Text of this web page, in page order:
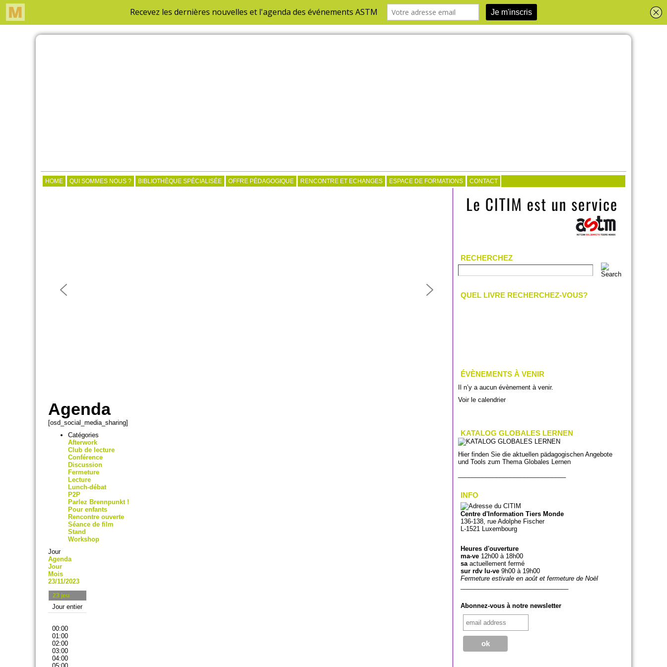
HOME QUI SOMMES NOUS ? BIBLIOTHÈQUE SPÉCIALISÉE OFFRE PÉDAGOGIQUE RENCONTRE ET ECHANGES ESPACE DE FORMATIONS CONTACT
Agenda
[osd_social_media_sharing]
Catégories
Afterwork
Club de lecture
Conférence
Discussion
Fermeture
Lecture
Lunch-débat
P2P
Parlez Brennpunkt !
Pour enfants
Rencontre ouverte
Séance de film
Stand
Workshop
Jour
Agenda
Jour
Mois
23/11/2023
23 jeu
Jour entier
00:00
01:00
02:00
03:00
04:00
RECHERCHEZ
QUEL LIVRE RECHERCHEZ-VOUS?
ÉVÈNEMENTS À VENIR
Il n’y a aucun évènement à venir.
Voir le calendrier
KATALOG GLOBALES LERNEN
Hier finden Sie die aktuellen pädagogischen Angebote
und Tools zum Thema Globales Lernen
INFO
Centre d'Information Tiers Monde
136-138, rue Adolphe Fischer
L-1521 Luxembourg
Heures d'ouverture
ma-ve 12h00 à 18h00
saactuellement fermé
sur rdv lu-ve 9h00 à 19h00
Fermeture estivale en août et fermeture de Noël
Abonnez-vous à notre newsletter